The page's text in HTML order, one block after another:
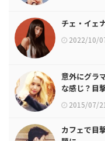
チェ・イェ
2022/10/
意外にグラ
な感じ？目
2015/07/21
カフェで目